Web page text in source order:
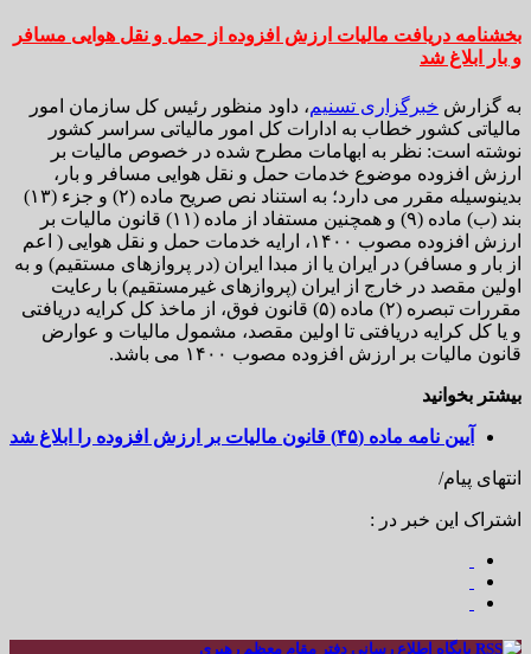
بخشنامه دریافت مالیات ارزش افزوده از حمل و نقل هوایی مسافر
و بار ابلاغ شد
به گزارش خبرگزاری تسنیم، داود منظور رئیس کل سازمان امور
مالیاتی کشور خطاب به ادارات کل امور مالیاتی سراسر کشور
نوشته است: نظر به ابهامات مطرح شده در خصوص مالیات بر
ارزش افزوده موضوع خدمات حمل و نقل هوایی مسافر و بار،
بدینوسیله مقرر می دارد؛ به استناد نص صریح ماده (۲) و جزء (۱۳)
بند (ب) ماده (۹) و همچنین مستفاد از ماده (۱۱) قانون مالیات بر
ارزش افزوده مصوب ۱۴۰۰، ارایه خدمات حمل و نقل هوایی ( اعم
از بار و مسافر) در ایران یا از مبدا ایران (در پروازهای مستقیم) و به
اولین مقصد در خارج از ایران (پروازهای غیرمستقیم) با رعایت
مقررات تبصره (۲) ماده (۵) قانون فوق، از ماخذ کل کرایه دریافتی
و یا کل کرایه دریافتی تا اولین مقصد، مشمول مالیات و عوارض
قانون مالیات بر ارزش افزوده مصوب ۱۴۰۰ می باشد.
بیشتر بخوانید
آیین نامه ماده (۴۵) قانون مالیات بر ارزش افزوده را ابلاغ شد
انتهای پیام/
اشتراک این خبر در :
پایگاه اطلاع رسانی دفتر مقام معظم رهبری